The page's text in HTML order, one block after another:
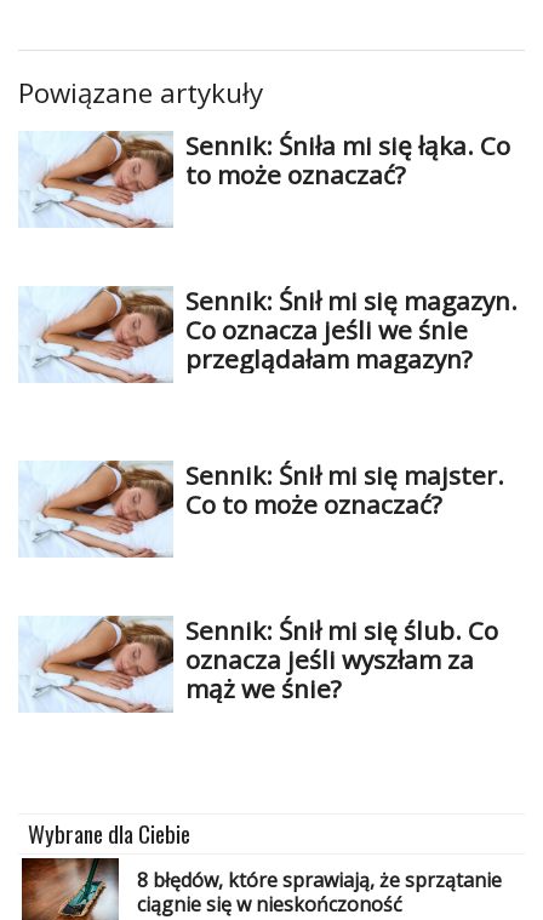
Dodaj
Powiązane artykuły
Sennik: Śniła mi się łąka. Co
to może oznaczać?
Sennik: Śnił mi się magazyn.
Co oznacza jeśli we śnie
przeglądałam magazyn?
Sennik: Śnił mi się majster.
Co to może oznaczać?
Sennik: Śnił mi się ślub. Co
oznacza jeśli wyszłam za
mąż we śnie?
Wybrane dla Ciebie
8 błędów, które sprawiają, że sprzątanie
ciągnie się w nieskończoność